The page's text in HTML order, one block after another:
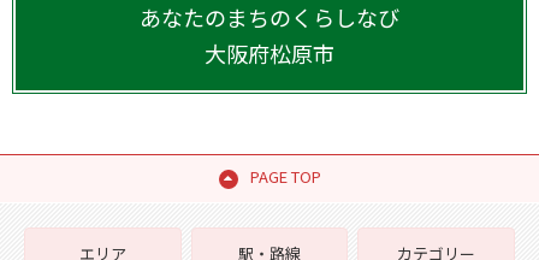
あなたのまちのくらしなび
大阪府松原市
PAGE TOP
エリア
駅・路線
カテゴリー